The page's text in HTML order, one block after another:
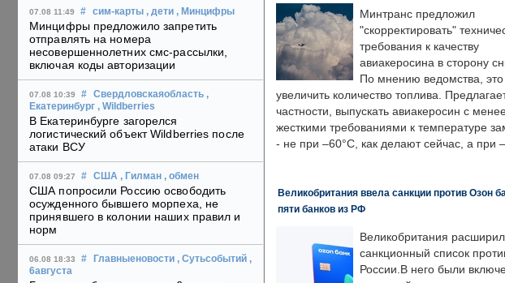
07.08 11:49 # сим-карты , дети , Минцифры
Минцифры предложило запретить
отправлять на номера
несовершеннолетних смс-рассылки,
включая коды авторизации
07.08 10:39 # Свердловскаяобласть ,
Екатеринбург , Wildberries
В Екатеринбурге загорелся
логистический объект Wildberries после
атаки ВСУ
07.08 09:27 # США , Гилман , обмен
США попросили Россию освободить
осужденного бывшего морпеха, не
принявшего в колонии наших правил и
норм
06.08 18:33 # Главныеновости , Сутьсобытий ,
6августа
Минтранс предложил
"скорректировать"
требования к качеству
авиакеросина в сторону
По мнению ведомства, это
увеличить количество топлива.
частности, выпускать авиакеросин с
жесткими требованиями к температуре
- не при –60°C, как делают сейчас, а при
Великобритания ввела санкции против Озон
пяти банков из РФ
Великобритания
санкционный список
России.В него были